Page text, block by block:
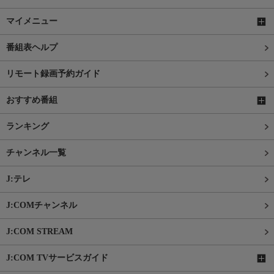
マイメニュー
番組表ヘルプ
リモート録画予約ガイド
おすすめ番組
ランキング
チャンネル一覧
J:テレ
J:COMチャンネル
J:COM STREAM
J:COM TVサービスガイド